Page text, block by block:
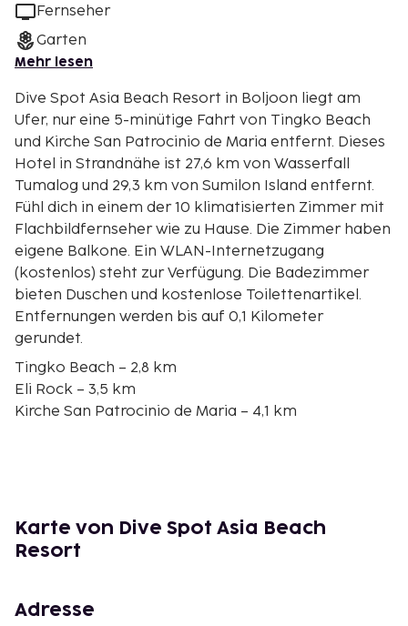
Fernseher
Garten
Mehr lesen
Dive Spot Asia Beach Resort in Boljoon liegt am
Ufer, nur eine 5-minütige Fahrt von Tingko Beach
und Kirche San Patrocinio de Maria entfernt. Dieses
Hotel in Strandnähe ist 27,6 km von Wasserfall
Tumalog und 29,3 km von Sumilon Island entfernt.
Fühl dich in einem der 10 klimatisierten Zimmer mit
Flachbildfernseher wie zu Hause. Die Zimmer haben
eigene Balkone. Ein WLAN-Internetzugang
(kostenlos) steht zur Verfügung. Die Badezimmer
bieten Duschen und kostenlose Toilettenartikel.
Entfernungen werden bis auf 0,1 Kilometer
gerundet.
Tingko Beach – 2,8 km
Eli Rock – 3,5 km
Kirche San Patrocinio de Maria – 4,1 km
Strand von Dalaguete – 23,7 km
Wasserfall Tumalog – 27,6 km
Sumilon Island – 29,3 km
Karte von Dive Spot Asia Beach
Resort
Adresse